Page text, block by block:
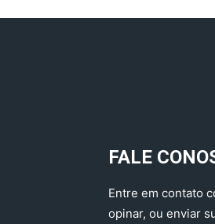
FALE
Entre em contato
opinar, ou enviar